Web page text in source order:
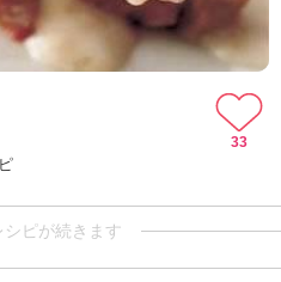
33
シピが続きます